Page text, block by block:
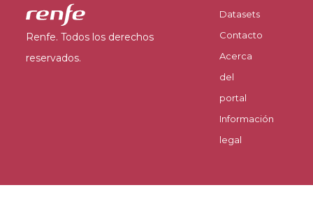
Renfe. Todos los derechos
reservados.
Datasets
Contacto
Acerca
del
portal
Información
legal